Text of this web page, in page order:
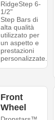
RidgeStep 6-
1/2"
Step Bars di
alta qualità
utilizzato per
un aspetto e
prestazioni
personalizzate.
Front
Wheel